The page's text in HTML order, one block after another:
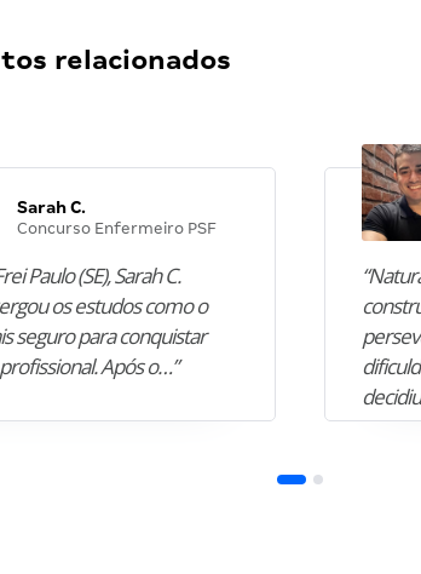
relacionados
Sarah C.
Concurso Enfermeiro PSF
Paulo (SE), Sarah C.
os estudos como o
seguro para conquistar
Após o…”